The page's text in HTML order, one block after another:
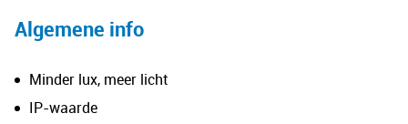
Algemene info
Minder lux, meer licht
IP-waarde